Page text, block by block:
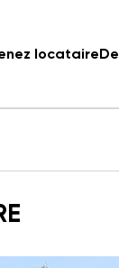
locataire